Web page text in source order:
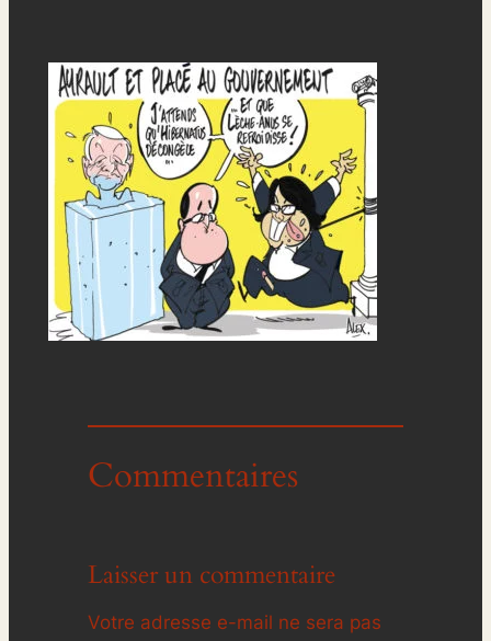
Commentaires
Laisser un commentaire
Votre adresse e-mail ne sera pas